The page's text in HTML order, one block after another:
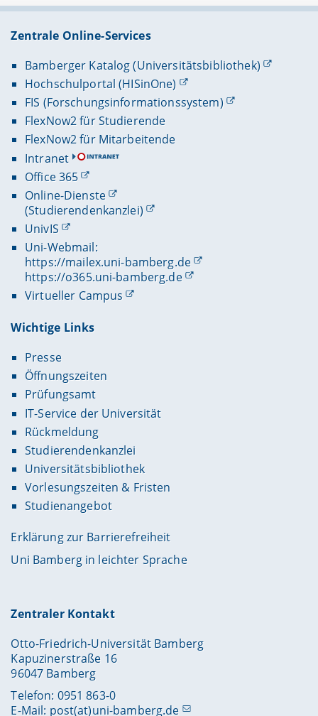
Zentrale Online-Services
Bamberger Katalog (Universitätsbibliothek)
Hochschulportal (HISinOne)
FIS (Forschungsinformationssystem)
FlexNow2 für Studierende
FlexNow2 für Mitarbeitende
Intranet
Office 365
Online-Dienste
(Studierendenkanzlei)
UnivIS
Uni-Webmail:
https://mailex.uni-bamberg.de
https://o365.uni-bamberg.de
Virtueller Campus
Wichtige Links
Presse
Öffnungszeiten
Prüfungsamt
IT-Service der Universität
Rückmeldung
Studierendenkanzlei
Universitätsbibliothek
Vorlesungszeiten & Fristen
Studienangebot
Erklärung zur Barrierefreiheit
Uni Bamberg in leichter Sprache
Zentraler Kontakt
Otto-Friedrich-Universität Bamberg
Kapuzinerstraße 16
96047 Bamberg
Telefon: 0951 863-0
E-Mail: post(at)uni-bamberg.de